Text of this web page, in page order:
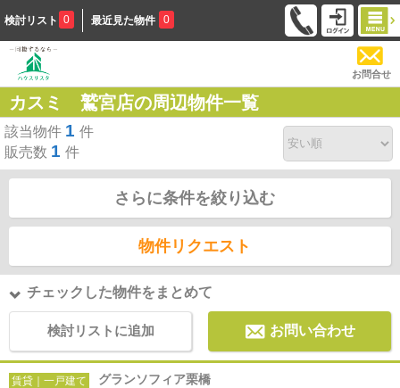
検討リスト 0 最近見た物件 0
お問合せ
カスミ 鷲宮店の周辺物件一覧
該当物件 1 件
販売数 1 件
さらに条件を絞り込む
物件リクエスト
チェックした物件をまとめて
検討リストに追加 お問い合わせ
賃貸｜一戸建て グランソフィア栗橋